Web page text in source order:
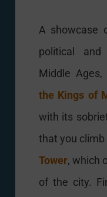
A showcase
political
Middle
the Kings of
with its
that you
Tower, which
of the city.